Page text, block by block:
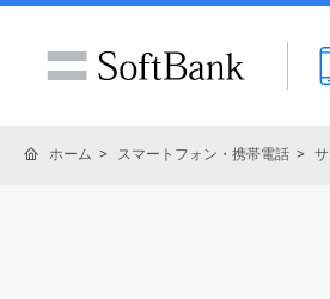
ホーム スマートフォン・携帯電話